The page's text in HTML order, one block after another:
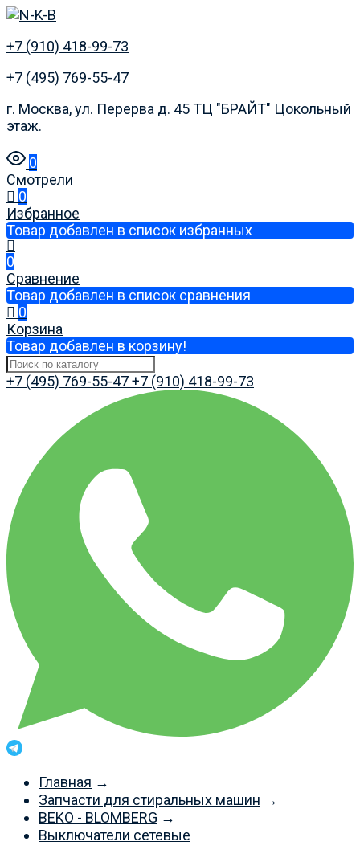
+7 (910) 418-99-73
+7 (495) 769-55-47
г. Москва, ул. Перерва д. 45 ТЦ "БРАЙТ" Цокольный
этаж.
0
Смотрели
0
Избранное
Товар добавлен в список избранных
0
Сравнение
Товар добавлен в список сравнения
0
Корзина
Товар добавлен в корзину!
+7 (495) 769-55-47+7 (910) 418-99-73
Главная →
Запчасти для стиральных машин →
BEKO - BLOMBERG →
Выключатели сетевые